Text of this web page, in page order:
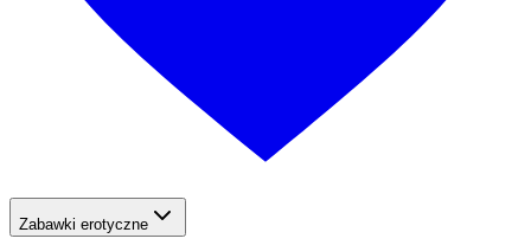
Zabawki erotyczne